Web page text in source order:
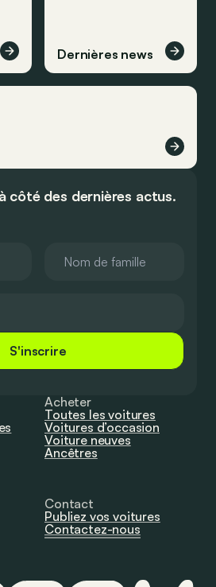
Dernières news
côté des dernières actus.
S'inscrire
Acheter
Toutes les voitures
Voitures d’occasion
Voiture neuves
Ancêtres
Contact
Publiez vos voitures
Contactez-nous